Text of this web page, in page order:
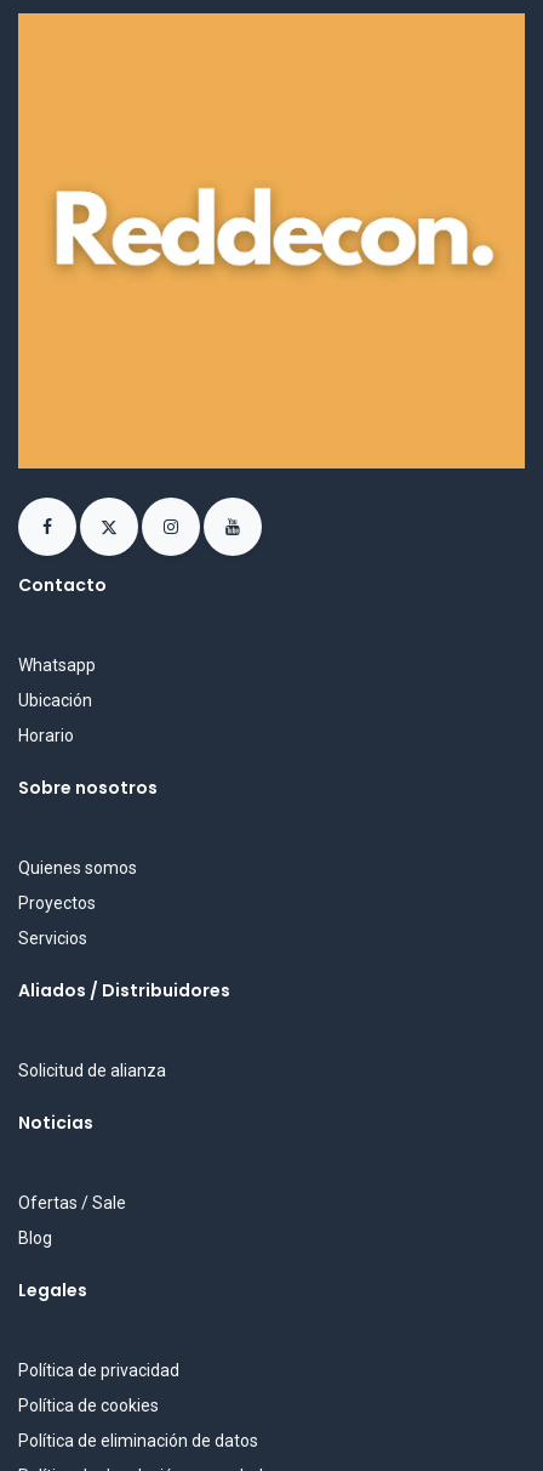
Contacto
Whatsapp
Ubicación
Horario
Sobre nosotros
Quienes somos
Proyectos
Servicios
Aliados / Distribuidores
Solicitud de alianza
Noticias
Ofertas / Sale
Blog
Legales
Política de privacidad
Política de cookies
Política de eliminación de datos